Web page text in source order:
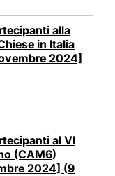
alla
in Italia
2024]
al VI
(CAM6)
2024] (9